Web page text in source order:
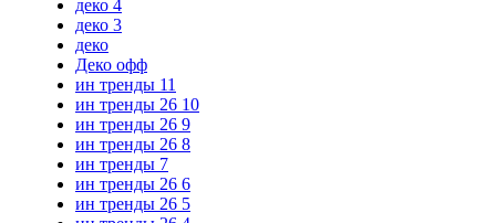
деко 4
деко 3
деко
Деко офф
ин тренды 11
ин тренды 26 10
ин тренды 26 9
ин тренды 26 8
ин тренды 7
ин тренды 26 6
ин тренды 26 5